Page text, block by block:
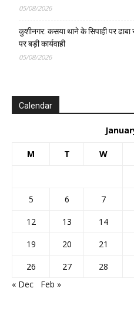
05/08/2026
कुशीनगर: कसया थाने के सिपाही पर
पर बड़ी कार्यवाही
05/08/2026
Calendar
M T W
5
6 7
12
13 14
19
20 21
26
27 28
« Dec
Feb »